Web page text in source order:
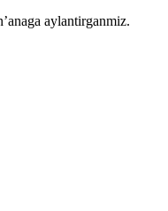
aylantirganmiz.